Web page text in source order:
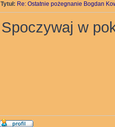
Tytuł: Re: Ostatnie pożegnanie Bogdan
Spoczywaj w